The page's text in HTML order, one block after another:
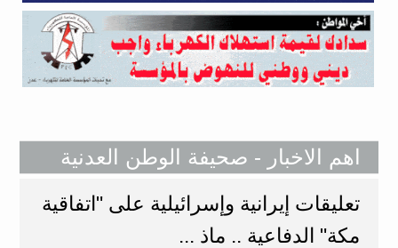
اهم الاخبار - صحيفة الوطن العدنية
تعليقات إيرانية وإسرائيلية على "اتفاقية
مكة" الدفاعية .. ماذ ...